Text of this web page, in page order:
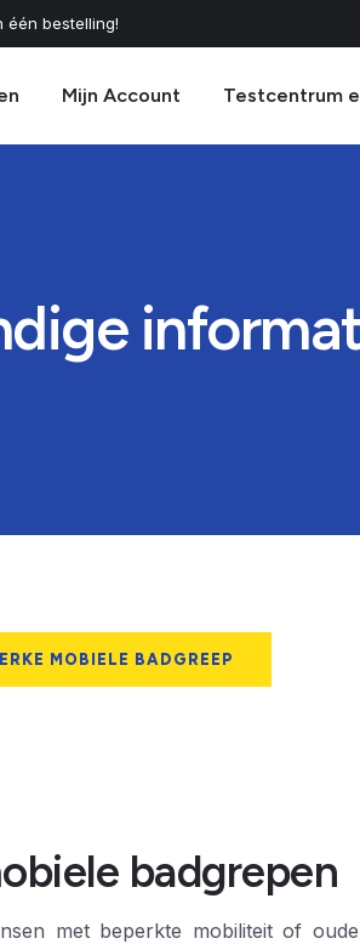
één bestelling!
Mijn Account Testcentrum
MOBIELE BADGREEP
badgrepen
met beperkte mobiliteit of